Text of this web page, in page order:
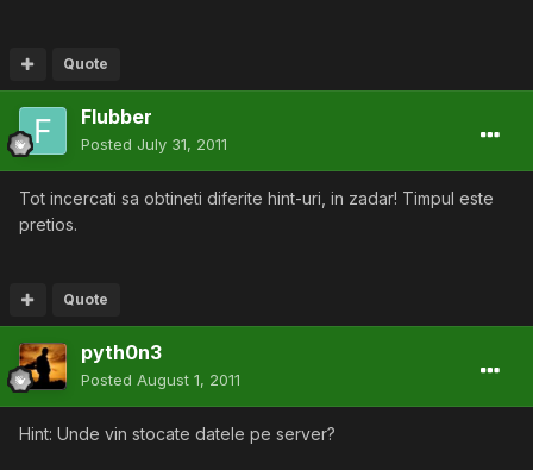
Quote
Flubber
Posted July 31, 2011
Tot incercati sa obtineti diferite hint-uri, in zadar! Timpul este
pretios.
Quote
pyth0n3
Posted August 1, 2011
Hint: Unde vin stocate datele pe server?